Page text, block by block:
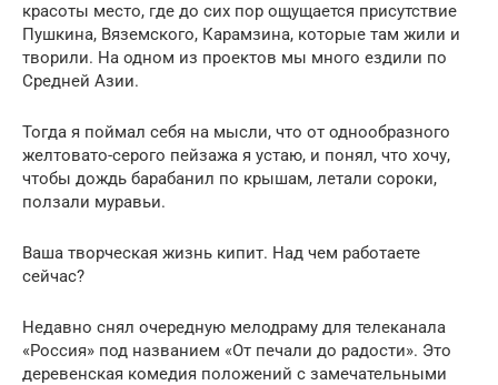
красоты место, где до сих пор ощущается присутствие
Пушкина, Вяземского, Карамзина, которые там жили и
творили. На одном из проектов мы много ездили по
Средней Азии.
Тогда я поймал себя на мысли, что от однообразного
желтовато-серого пейзажа я устаю, и понял, что хочу,
чтобы дождь барабанил по крышам, летали сороки,
ползали муравьи.
Ваша творческая жизнь кипит. Над чем работаете
сейчас?
Недавно снял очередную мелодраму для телеканала
«Россия» под названием «От печали до радости». Это
деревенская комедия положений с замечательными